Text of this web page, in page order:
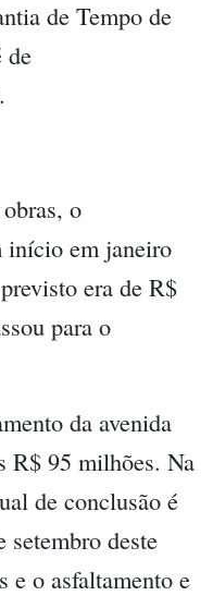
de Tempo de
de
o
início em janeiro
era de R$
para o
da avenida
R$ 95 milhões. Na
de conclusão é
deste
e o asfaltamento e